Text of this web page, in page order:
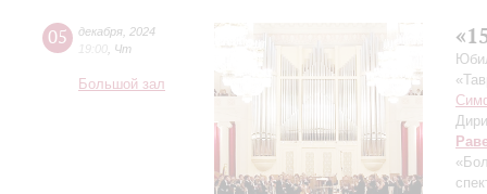
05 декабря 2024
19:00 Чт
Большой зал